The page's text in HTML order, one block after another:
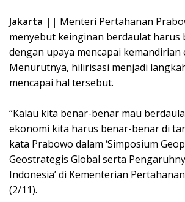
Jakarta || Menteri Pertahanan
menyebut keinginan berdaulat harus
dengan upaya mencapai kemandirian
Menurutnya, hilirisasi menjadi
mencapai hal tersebut.
“Kalau kita benar-benar mau
ekonomi kita harus benar-benar di
kata Prabowo dalam ‘Simposium
Geostrategis Global serta
Indonesia’ di Kementerian
(2/11).